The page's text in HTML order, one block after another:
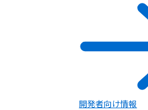
開発者向け情報